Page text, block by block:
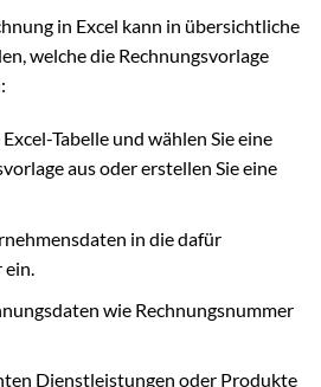
in Excel kann in übersichtliche
welche die Rechnungsvorlage
Tabelle und wählen Sie eine
aus oder erstellen Sie eine
in die dafür
ein.
wie Rechnungsnummer
Dienstleistungen oder Produkte